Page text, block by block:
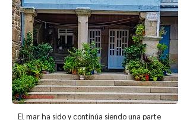
El mar ha sido y continúa siendo una parte